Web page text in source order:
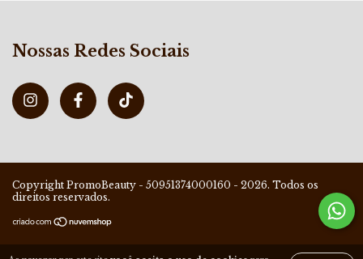
Nossas Redes Sociais
Copyright PromoBeauty - 50951374000160 - 2026. Todos os
direitos reservados.